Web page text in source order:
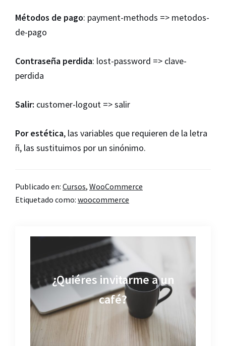
Métodos de pago: payment-methods => metodos-
de-pago
Contraseña perdida: lost-password => clave-
perdida
Salir: customer-logout => salir
Por estética, las variables que requieren de la letra
ñ, las sustituimos por un sinónimo.
Publicado en: Cursos, WooCommerce
Etiquetado como: woocommerce
¿Quiéres invitarme a un
café?